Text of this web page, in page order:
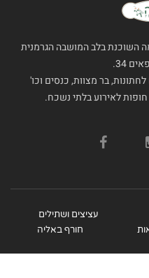
השוכנת בלב המושבה הגרמנית
34.
בר מצוות, כנסים וכו'
לאירוע בלתי נשכח.
עציצים ושתילים
חורף באליה